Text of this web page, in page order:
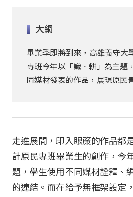
大綱
畢業季即將到來，高雄義守大
專班今年以「識．耕」為主題
同媒材發表的作品，展現原民
走進展間，印入眼簾的作品都
計原民專班畢業生的創作，今
題，學生使用不同媒材詮釋、
的連結。而在給予無框架設定